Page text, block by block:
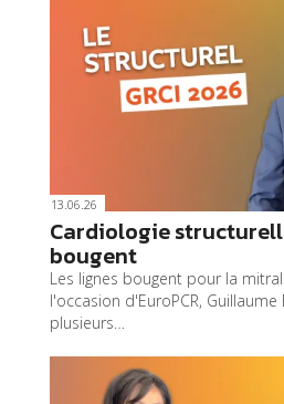
13.06.26
Cardiologie
bougent
Les lignes bougent pour la
l'occasion d'EuroPCR,
plusieurs…